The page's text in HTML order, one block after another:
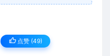
点赞 (49)